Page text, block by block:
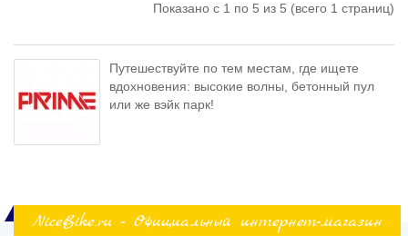
Показано с 1 по 5 из 5 (всего 1 страниц)
Путешествуйте по тем местам, где ищете
вдохновения: высокие волны, бетонный пул
или же вэйк парк!
NiceBike.ru - Официальный интернет-магазин